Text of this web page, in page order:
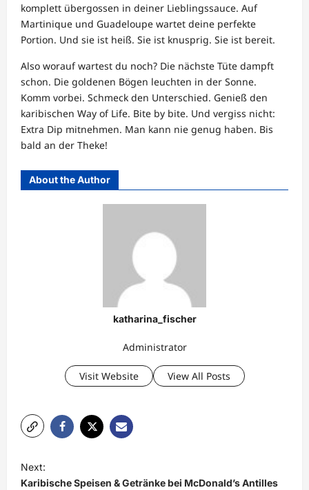
komplett übergossen in deiner Lieblingssauce. Auf
Martinique und Guadeloupe wartet deine perfekte
Portion. Und sie ist heiß. Sie ist knusprig. Sie ist bereit.
Also worauf wartest du noch? Die nächste Tüte dampft
schon. Die goldenen Bögen leuchten in der Sonne.
Komm vorbei. Schmeck den Unterschied. Genieß den
karibischen Way of Life. Bite by bite. Und vergiss nicht:
Extra Dip mitnehmen. Man kann nie genug haben. Bis
bald an der Theke!
About the Author
katharina_fischer
Administrator
Visit Website View All Posts
P
o
Next:
Karibische Speisen & Getränke bei McDonald’s Antilles